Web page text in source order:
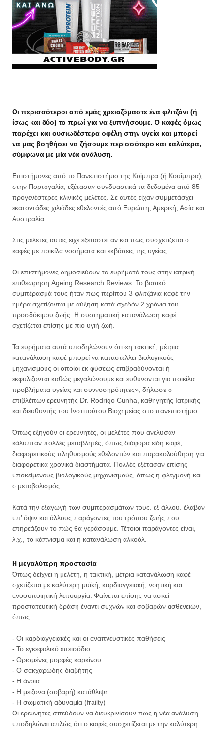
Οι περισσότεροι από εμάς χρειαζόμαστε ένα φλιτζάνι (ή
ίσως και δύο) το πρωί για να ξυπνήσουμε. Ο καφές όμως
παρέχει και ουσιωδέστερα οφέλη στην υγεία και μπορεί
να μας βοηθήσει να ζήσουμε περισσότερο και καλύτερα,
σύμφωνα με μία νέα ανάλυση.
Επιστήμονες από το Πανεπιστήμιο της Κοΐμπρα (ή Κουΐμπρα),
στην Πορτογαλία, εξέτασαν συνδυαστικά τα δεδομένα από 85
προγενέστερες κλινικές μελέτες. Σε αυτές είχαν συμμετάσχει
εκατοντάδες χιλιάδες εθελοντές από Ευρώπη, Αμερική, Ασία και
Αυστραλία.
Στις μελέτες αυτές είχε εξεταστεί αν και πώς συσχετίζεται ο
καφές με ποικίλα νοσήματα και εκβάσεις της υγείας.
Οι επιστήμονες δημοσιεύουν τα ευρήματά τους στην ιατρική
επιθεώρηση Ageing Research Reviews. Το βασικό
συμπέρασμά τους ήταν πως περίπου 3 φλιτζάνια καφέ την
ημέρα σχετίζονται με αύξηση κατά σχεδόν 2 χρόνια του
προσδόκιμου ζωής. Η συστηματική κατανάλωση καφέ
σχετίζεται επίσης με πιο υγιή ζωή.
Τα ευρήματα αυτά υποδηλώνουν ότι «η τακτική, μέτρια
κατανάλωση καφέ μπορεί να καταστέλλει βιολογικούς
μηχανισμούς οι οποίοι εκ φύσεως επιβραδύνονται ή
εκφυλίζονται καθώς μεγαλώνουμε και ευθύνονται για ποικίλα
προβλήματα υγείας και συννοσηρότητες», δήλωσε ο
επιβλέπων ερευνητής Dr. Rodrigo Cunha, καθηγητής Ιατρικής
και διευθυντής του Ινστιτούτου Βιοχημείας στο πανεπιστήμιο.
Όπως εξηγούν οι ερευνητές, οι μελέτες που ανέλυσαν
κάλυπταν πολλές μεταβλητές, όπως διάφορα είδη καφέ,
διαφορετικούς πληθυσμούς εθελοντών και παρακολούθηση για
διαφορετικά χρονικά διαστήματα. Πολλές εξέτασαν επίσης
υποκείμενους βιολογικούς μηχανισμούς, όπως η φλεγμονή και
ο μεταβολισμός.
Κατά την εξαγωγή των συμπερασμάτων τους, εξ άλλου, έλαβαν
υπ’ όψιν και άλλους παράγοντες του τρόπου ζωής που
επηρεάζουν το πώς θα γεράσουμε. Τέτοιοι παράγοντες είναι,
λ.χ., το κάπνισμα και η κατανάλωση αλκοόλ.
Η μεγαλύτερη προστασία
Όπως δείχνει η μελέτη, η τακτική, μέτρια κατανάλωση καφέ
σχετίζεται με καλύτερη μυϊκή, καρδιαγγειακή, νοητική και
ανοσοποιητική λειτουργία. Φαίνεται επίσης να ασκεί
προστατευτική δράση έναντι συχνών και σοβαρών ασθενειών,
όπως:
- Οι καρδιαγγειακές και οι αναπνευστικές παθήσεις
- Το εγκεφαλικό επεισόδιο
- Ορισμένες μορφές καρκίνου
- Ο σακχαρώδης διαβήτης
- Η άνοια
- Η μείζονα (σοβαρή) κατάθλιψη
- Η σωματική αδυναμία (frailty)
Οι ερευνητές σπεύδουν να διευκρινίσουν πως η νέα ανάλυση
υποδηλώνει απλώς ότι ο καφές συσχετίζεται με την καλύτερη